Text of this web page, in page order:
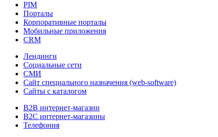
PIM
Порталы
Корпоративные порталы
Мобильные приложения
CRM
Лендинги
Социальные сети
СМИ
Сайт специального назначения (web-software)
Сайты с каталогом
B2B интернет-магазин
B2C интернет-магазины
Телефония